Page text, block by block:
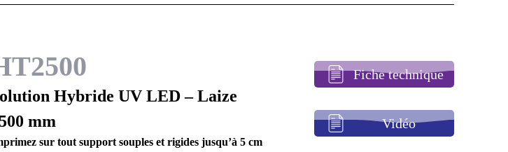
Hybride UV LED – Laize
mm
sur tout support souples et rigides jusqu’à 5 cm
Fiche technique
Vidéo